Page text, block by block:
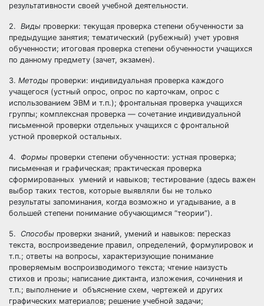
результативности своей учебной деятельности.
2. Виды проверки: текущая проверка степени обученности за
предыдущие занятия; тематический (рубежный) учет уровня
обученности; итоговая проверка степени обученности учащихся
по данному предмету (зачет, экзамен).
3. Методы проверки: индивидуальная проверка каждого
учащегося (устный опрос, опрос по карточкам, опрос с
использованием ЭВМ и т.п.); фронтальная проверка учащихся
группы; комплексная проверка — сочетание индивидуальной
письменной проверки отдельных учащихся с фронтальной
устной проверкой остальных.
4. Формы проверки степени обученности: устная проверка;
письменная и графическая; практическая проверка
сформированных умений и навыков; тестирование (здесь важен
выбор таких тестов, которые выявляли бы не только
результаты запоминания, когда возможно и угадывание, а в
большей степени понимание обучающимся “теории”).
5. Способы проверки знаний, умений и навыков: пересказ
текста, воспроизведение правил, определений, формулировок и
т.п.; ответы на вопросы, характеризующие понимание
проверяемым воспроизводимого текста; чтение наизусть
стихов и прозы; написание диктанта, изложения, сочинения и
т.п.; выполнение и объяснение схем, чертежей и других
графических материалов; решение учебной задачи;